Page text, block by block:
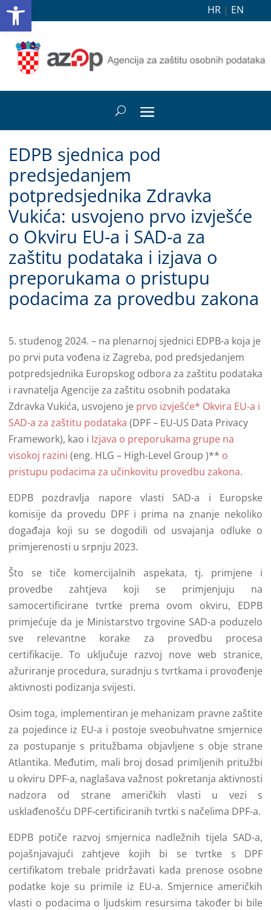
HR | EN
EDPB sjednica pod
predsjedanjem
potpredsjednika Zdravka
Vukića: usvojeno prvo izvješće
o Okviru EU-a i SAD-a za
zaštitu podataka i izjava o
preporukama o pristupu
podacima za provedbu zakona
5. studenog 2024. – na plenarnoj sjednici EDPB-a koja je
po prvi puta vođena iz Zagreba, pod predsjedanjem
potpredsjednika Europskog odbora za zaštitu podataka
i ravnatelja Agencije za zaštitu osobnih podataka
Zdravka Vukića, usvojeno je prvo izvješće* Okvira EU-a i
SAD-a za zaštitu podataka (DPF – EU-US Data Privacy
Framework), kao i Izjava o preporukama grupe na
visokoj razini (eng. HLG – High-Level Group )** o
pristupu podacima za učinkovitu provedbu zakona.
EDPB pozdravlja napore vlasti SAD-a i Europske
komisije da provedu DPF i prima na znanje nekoliko
događaja koji su se dogodili od usvajanja odluke o
primjerenosti u srpnju 2023.
Što se tiče komercijalnih aspekata, tj. primjene i
provedbe zahtjeva koji se primjenjuju na
samocertificirane tvrtke prema ovom okviru, EDPB
primjećuje da je Ministarstvo trgovine SAD-a poduzelo
sve relevantne korake za provedbu procesa
certifikacije. To uključuje razvoj nove web stranice,
ažuriranje procedura, suradnju s tvrtkama i provođenje
aktivnosti podizanja svijesti.
Osim toga, implementiran je mehanizam pravne zaštite
za pojedince iz EU-a i postoje sveobuhvatne smjernice
za postupanje s pritužbama objavljene s obje strane
Atlantika. Međutim, mali broj dosad primljenih pritužbi
u okviru DPF-a, naglašava važnost pokretanja aktivnosti
nadzora od strane američkih vlasti u vezi s
usklađenošću DPF-certificiranih tvrtki s načelima DPF-a.
EDPB potiče razvoj smjernica nadležnih tijela SAD-a,
pojašnjavajući zahtjeve kojih bi se tvrtke s DPF
certifikatom trebale pridržavati kada prenose osobne
podatke koje su primile iz EU-a. Smjernice američkih
vlasti o podacima o ljudskim resursima također bi bile